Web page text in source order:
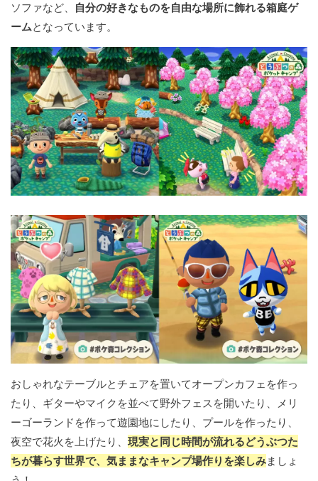
ソファなど、
自分の好きなものを自由な場所に飾れる箱庭ゲ
ームとなっています。
おしゃれなテーブルとチェアを置いてオープンカフェを作っ
たり、ギターやマイクを並べて野外フェスを開いたり、メリ
ーゴーランドを作って遊園地にしたり、プールを作ったり、
夜空で花火を上げたり、 現実と同じ時間が流れるどうぶつた
ちが暮らす世界で、気ままなキャンプ場作りを楽しみましょ